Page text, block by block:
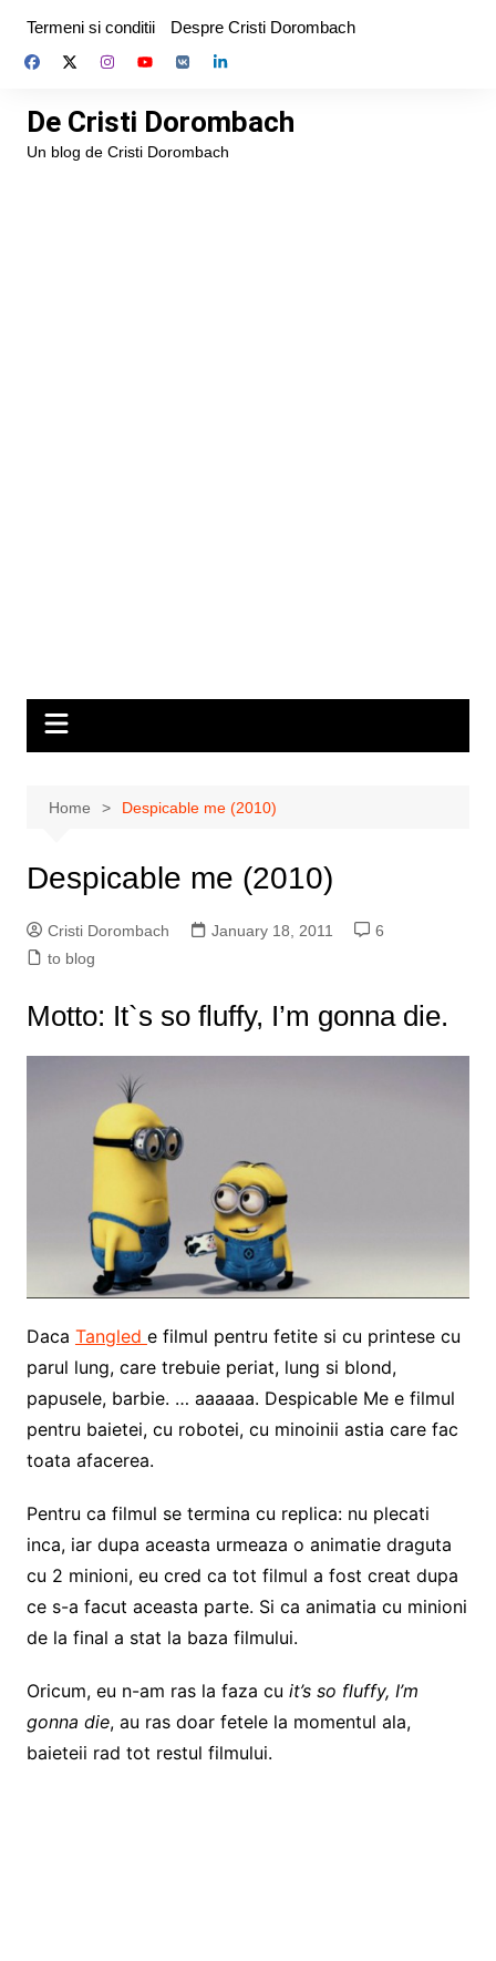
content
Termeni si conditii Despre Cristi Dorombach
De Cristi Dorombach
Un blog de Cristi Dorombach
Home Despicable me (2010)
Despicable me (2010)
Cristi Dorombach January 18, 2011
6
to blog
Motto: It`s so fluffy, I’m gonna die.
Daca Tangled e filmul pentru fetite si cu printese cu
parul lung, care trebuie periat, lung si blond,
papusele, barbie. … aaaaaa. Despicable Me e filmul
pentru baietei, cu robotei, cu minoinii astia care fac
toata afacerea.
Pentru ca filmul se termina cu replica: nu plecati
inca, iar dupa aceasta urmeaza o animatie draguta
cu 2 minioni, eu cred ca tot filmul a fost creat dupa
ce s-a facut aceasta parte. Si ca animatia cu minioni
de la final a stat la baza filmului.
Oricum, eu n-am ras la faza cu it’s so fluffy, I’m
gonna die, au ras doar fetele la momentul ala,
baieteii rad tot restul filmului.